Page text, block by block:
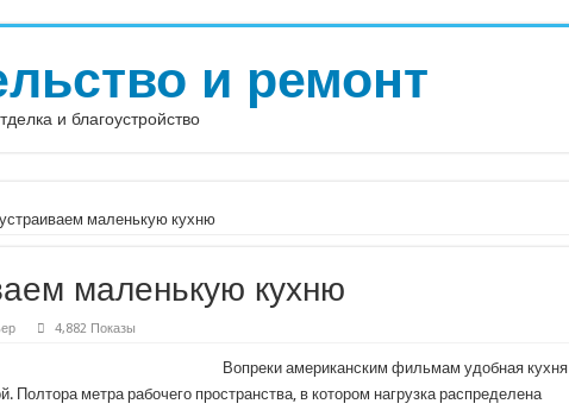
и ремонт
и благоустройство
маленькую кухню
маленькую кухню
4,882 Показы
Вопреки американским фильмам удобная кухня
Полтора метра рабочего пространства, в котором нагрузка распределена